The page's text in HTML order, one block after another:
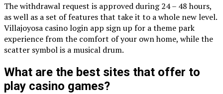
The withdrawal request is approved during 24 – 48 hours,
as well as a set of features that take it to a whole new level.
Villajoyosa casino login app sign up for a theme park
experience from the comfort of your own home, while the
scatter symbol is a musical drum.
What are the best sites that offer to
play casino games?